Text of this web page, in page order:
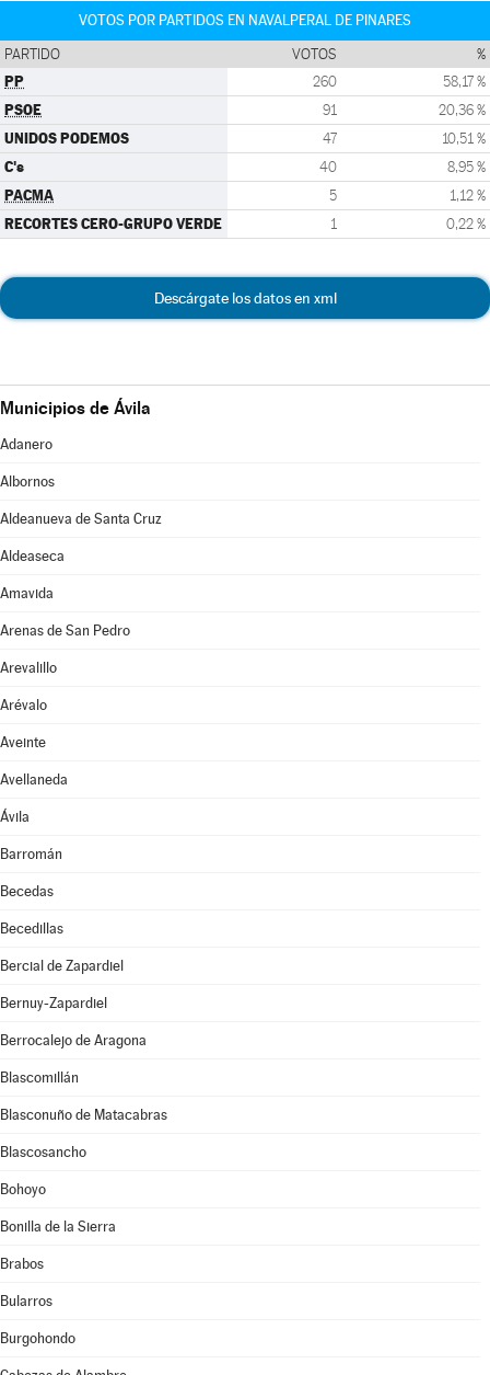
VOTOS POR PARTIDOS EN NAVALPERAL DE PINARES
PARTIDO VOTOS %
PP 260 58,17 %
PSOE 91 20,36 %
UNIDOS PODEMOS 47 10,51 %
C's 40 8,95 %
PACMA 5 1,12 %
RECORTES CERO-GRUPO VERDE 1 0,22 %
Descárgate los datos en xml
Municipios de Ávila
Adanero
Albornos
Aldeanueva de Santa Cruz
Aldeaseca
Amavida
Arenas de San Pedro
Arevalillo
Arévalo
Aveinte
Avellaneda
Ávila
Barromán
Becedas
Becedillas
Bercial de Zapardiel
Bernuy-Zapardiel
Berrocalejo de Aragona
Blascomillán
Blasconuño de Matacabras
Blascosancho
Bohoyo
Bonilla de la Sierra
Brabos
Bularros
Burgohondo